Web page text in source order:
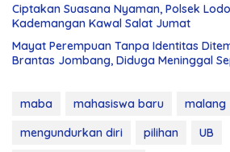
Ciptakan Suasana Nyaman, Polsek
Kademangan Kawal Salat Jumat
Mayat Perempuan Tanpa Identitas
Brantas Jombang, Diduga Meninggal
maba mahasiswa baru
malang
mengundurkan diri
pilihan
UB